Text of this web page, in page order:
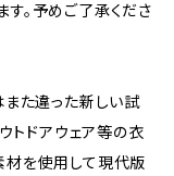
。予めご了承くださ
た違った新しい試
トドアウェア等の衣
材を使用して現代版